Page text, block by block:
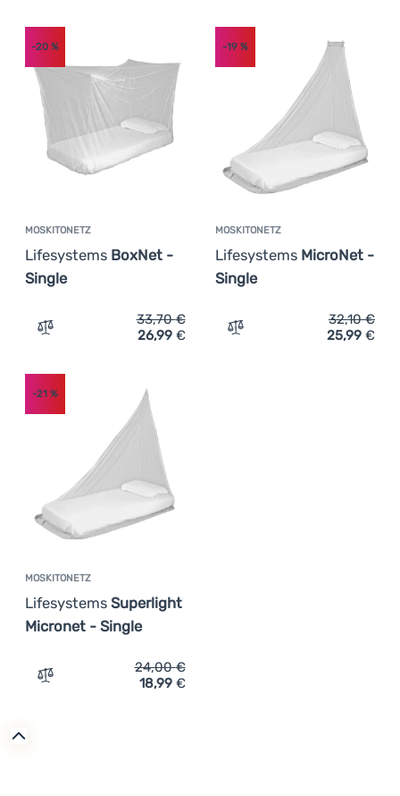
MOSKITONETZ
Lifesystems BoxNet -
Single
-20 %
Zum Vergleich 'Moskitonetz Lifesystems BoxNet -
33,70€
26,99 €
MOSKITONETZ
Lifesystems MicroNet -
Single
-19%
Zum Vergleich
32,10€
25,99 €
MOSKITONETZ
Lifesystems Superlight
Micronet - Single
-21 %
Zum Vergleich 'Moskitonetz Lifesystems Superlight
24,00€
18,99 €